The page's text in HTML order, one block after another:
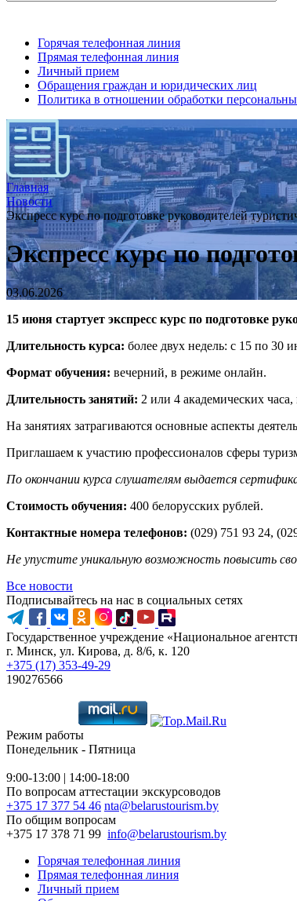
Горячая телефонная линия
Прямая телефонная линия
Личный прием
Обращения граждан и юридических лиц
Политика в отношении обработки
Главная
Новости
Экспресс курс по подготовке руководителей
Экспресс курс по
03.06.2026
15 июня стартует экспресс курс по подготовке
Длительность курса: более двух недель: с 15 по 30
Формат обучения: вечерний, в режиме онлайн.
Длительность занятий: 2 или 4 академических
На занятиях затрагиваются основные аспекты
Приглашаем к участию профессионалов сферы
По окончании курса слушателям выдается
Стоимость обучения: 400 белорусских рублей.
Контактные номера телефонов: (029) 751 93 24,
Не упустите уникальную возможность повысить
Все новости
Подписывайтесь на нас в социальных сетях
Государственное учреждение «Национальное
г. Минск, ул. Кирова, д. 8/6, к. 120
+375 (17) 353-49-29
190276566
Режим работы
Понедельник - Пятница
9:00-13:00 | 14:00-18:00
По вопросам аттестации экскурсоводов
+375 17 377 54 46 nta@belarustourism.by
По общим вопросам
+375 17 378 71 99 info@belarustourism.by
Горячая телефонная линия
Прямая телефонная линия
Личный прием